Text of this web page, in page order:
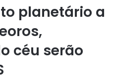
planetário a
céu serão